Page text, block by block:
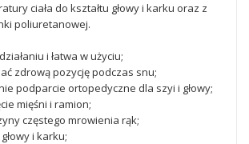
ciała do kształtu głowy i karku oraz z
poliuretanowej.
i łatwa w użyciu;
zdrową pozycję podczas snu;
podparcie ortopedyczne dla szyi i głowy;
mięśni i ramion;
częstego mrowienia rąk;
i karku;